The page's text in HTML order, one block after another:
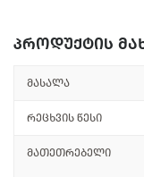
პროდუქტის
მასალა
რეცხვის წესი
მათეთრებელი